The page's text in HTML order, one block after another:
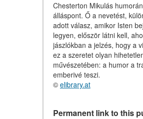
Chesterton Mikulás
álláspont. Ő a nevetést,
adott válasz, amikor Isten
legyen, először látni kell,
jászlókban a jelzés, hogy a
ez a szeretet olyan
művészetében: a humor a
emberivé teszi.
© elibrary.at
Permanent link to this